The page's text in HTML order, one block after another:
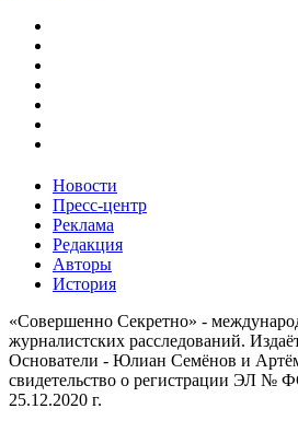
Новости
Пресс-центр
Реклама
Редакция
Авторы
История
«Совершенно Секретно» -
журналистских расследований.
Основатели - Юлиан Семёнов и
свидетельство о регистрации ЭЛ №
25.12.2020 г.